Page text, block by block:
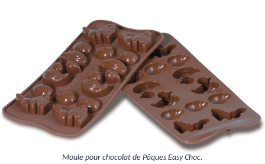
Moule pour chocolat de Pâques Easy Choc.